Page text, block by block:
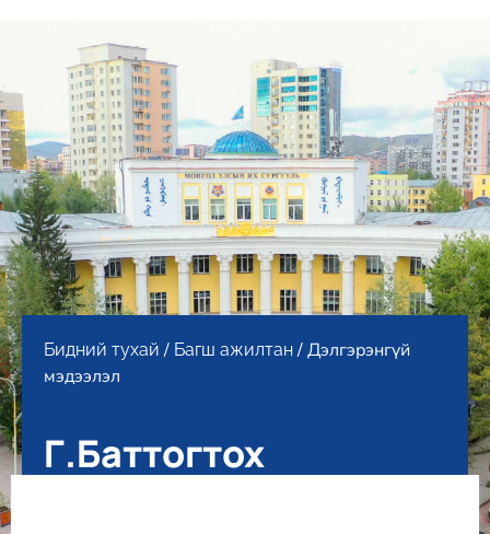
Бидний тухай / Багш ажилтан/ Дэлгэрэнгүй
мэдээлэл
Г.Баттогтох